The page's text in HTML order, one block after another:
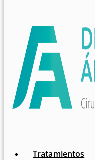
Tratamientos